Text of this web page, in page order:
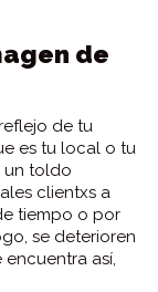
de
de tu
es tu local o tu
un toldo
clientxs a
tiempo o por
se deterioren
así,